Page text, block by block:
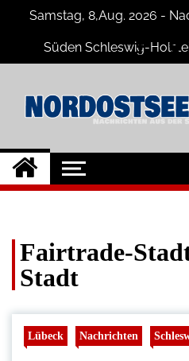
Samstag, 8,Aug. 2026 -
Süden Schleswig-
Nord-
Magazine
Der Blog der Nord-
Fairtrade-
Stadt
Lübeck Nachrichten